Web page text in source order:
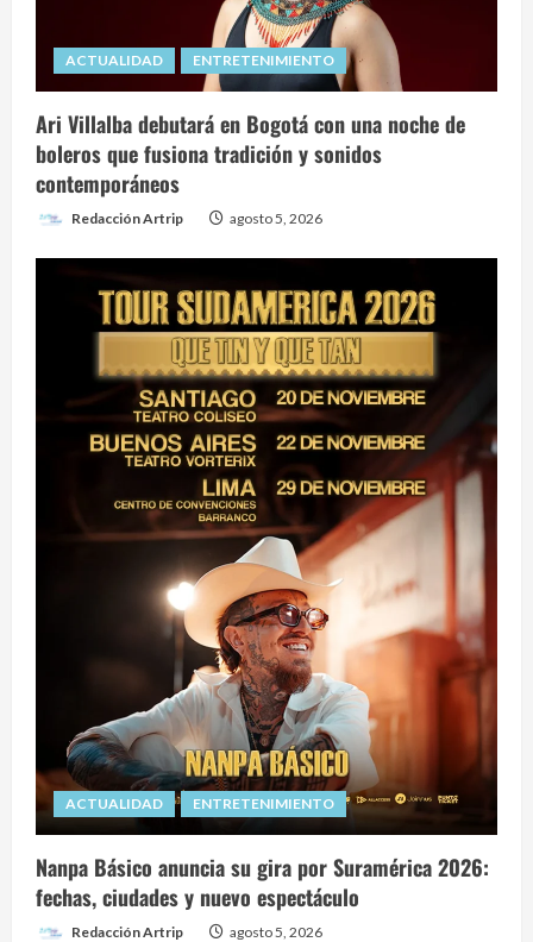
ACTUALIDAD ENTRETENIMIENTO
Ari Villalba debutará en Bogotá con una noche de
boleros que fusiona tradición y sonidos
contemporáneos
Redacción Artrip agosto 5, 2026
ACTUALIDAD ENTRETENIMIENTO
Nanpa Básico anuncia su gira por Suramérica 2026:
fechas, ciudades y nuevo espectáculo
Redacción Artrip agosto 5, 2026